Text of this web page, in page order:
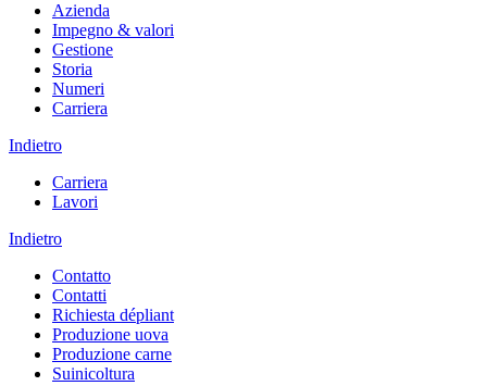
Azienda
Impegno & valori
Gestione
Storia
Numeri
Carriera
Indietro
Carriera
Lavori
Indietro
Contatto
Contatti
Richiesta dépliant
Produzione uova
Produzione carne
Suinicoltura